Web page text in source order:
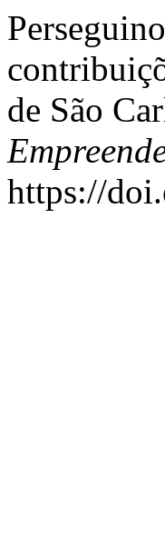
de São
https://